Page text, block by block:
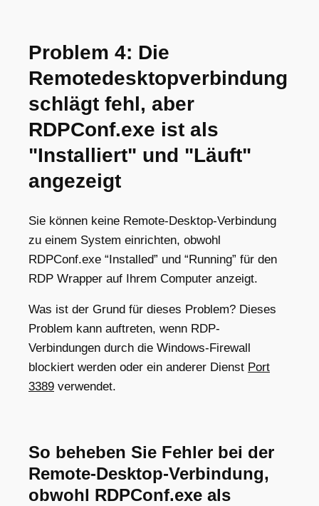
Problem 4: Die
Remotedesktopverbindung
schlägt fehl, aber
RDPConf.exe ist als
"Installiert" und "Läuft"
angezeigt
Sie können keine Remote-Desktop-Verbindung
zu einem System einrichten, obwohl
RDPConf.exe “Installed” und “Running” für den
RDP Wrapper auf Ihrem Computer anzeigt.
Was ist der Grund für dieses Problem? Dieses
Problem kann auftreten, wenn RDP-
Verbindungen durch die Windows-Firewall
blockiert werden oder ein anderer Dienst Port
3389 verwendet.
So beheben Sie Fehler bei der
Remote-Desktop-Verbindung,
obwohl RDPConf.exe als